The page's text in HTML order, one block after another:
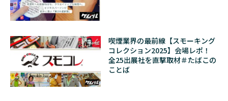
喫煙業界の最前線【スモーキング
コレクション2025】会場レポ！
全25出展社を直撃取材＃たばこの
ことば